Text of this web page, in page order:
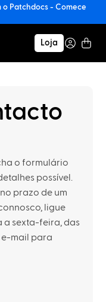
Patchdocs - Comece
Loja
o formulário
possível.
prazo de um
ligue
a sexta-feira, das
e-mail para